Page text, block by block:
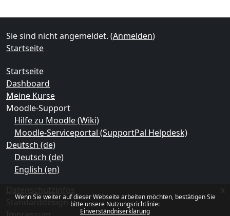
Wenn Sie weiter auf dieser Webseite arbeiten möchten, bestätigen Sie
bitte unsere Nutzungsrichtlinie:
Einverständniserklärung
x
Ergänzungsblöcke
Sie sind nicht angemeldet. (Anmelden)
Startseite
Startseite
Dashboard
Meine Kurse
Moodle-Support
Hilfe zu Moodle (Wiki)
Moodle-Serviceportal (SupportPal Helpdesk)
Deutsch ‎(de)‎
Deutsch ‎(de)‎
English ‎(en)‎
Standarddesign